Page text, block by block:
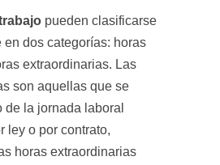
pueden clasificarse
en dos categorías: horas
extraordinarias. Las
son aquellas que se
de la jornada laboral
ley o por contrato,
horas extraordinarias